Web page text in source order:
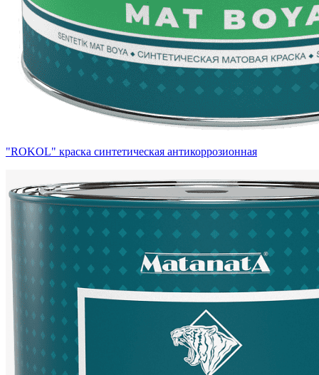
"ROKOL" краска синтетическая антикоррозионная